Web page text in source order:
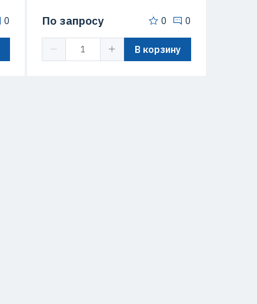
0 По запросу 0 0
В корзину